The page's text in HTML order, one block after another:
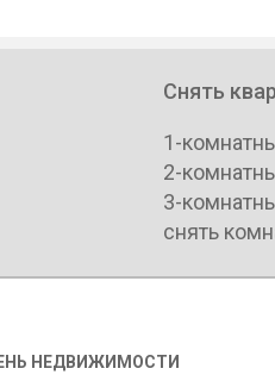
Снять
1-
2-
3-
снять
НЕДВИЖИМОСТИ